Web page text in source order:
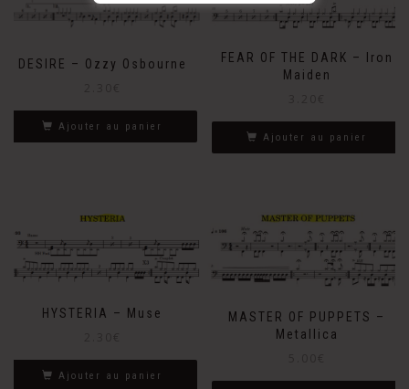
DESIRE – Ozzy Osbourne
Ajouter au panier
FEAR OF THE DARK – Iron
Maiden
Ajouter au panier
HYSTERIA – Muse
Ajouter au panier
MASTER OF PUPPETS –
Metallica